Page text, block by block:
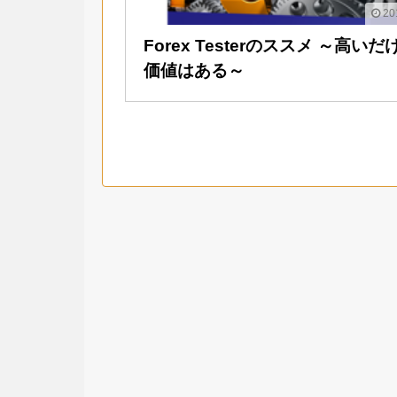
Forex Testerのススメ ～高いだ
価値はある～